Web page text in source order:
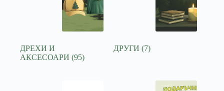
ДРЕХИ И
АКСЕСОАРИ (95)
ДРУГИ(7)